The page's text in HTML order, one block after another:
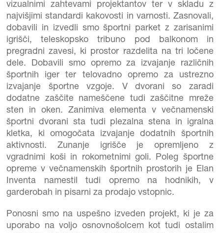
vizualnimi zahtevami projektantov ter v skladu z
najvišjimi standardi kakovosti in varnosti. Zasnovali,
dobavili in izvedli smo športni parket z zarisanimi
igrišči, teleskopsko tribuno pod balkonom in
pregradni zavesi, ki prostor razdelita na tri ločene
dele. Dobavili smo opremo za izvajanje različnih
športnih iger ter telovadno opremo za ustrezno
izvajanje športne vzgoje. V dvorani so zaradi
dodatne zaščite nameščene tudi zaščitne mreže
sten in oken. Zanimiva elementa v večnamenski
športni dvorani sta tudi plezalna stena in igralna
kletka, ki omogočata izvajanje dodatnih športnih
aktivnosti. Zunanje igrišče je opremljeno z
vgradnimi koši in rokometnimi goli. Poleg športne
opreme v večnamenskih športnih prostorih je Elan
Inventa namestil tudi opremo na hodnikih, v
garderobah in pisarni za prodajo vstopnic.
Ponosni smo na uspešno izveden projekt, ki je za
uporabo na voljo osnovnošolcem kot tudi ostalim